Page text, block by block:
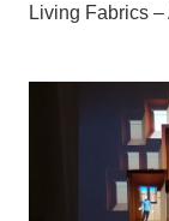
Living Fabrics